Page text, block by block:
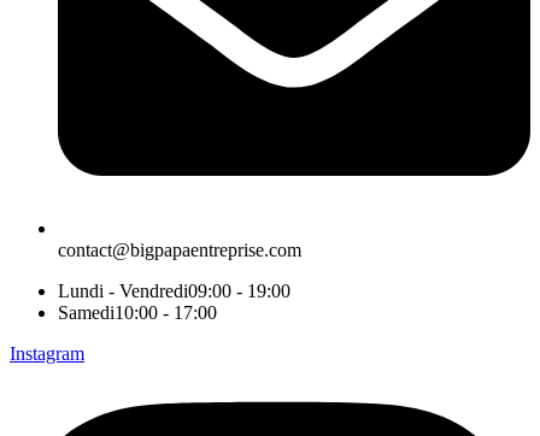
contact@bigpapaentreprise.com
Lundi - Vendredi09:00 - 19:00
Samedi10:00 - 17:00
Instagram